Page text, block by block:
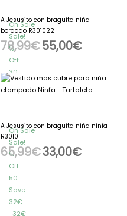
On Sale
Sale!
%
Off
30
Save
23€
€
A Jesusito con braguita niña
bordado R301022
78,99€55,00€
On Sale
Sale!
%
Off
50
Save
32€
32€
A Jesusito con braguita niña ninfa
R301011
65,99€
El
precio
original
33,00€
El
precio
actual